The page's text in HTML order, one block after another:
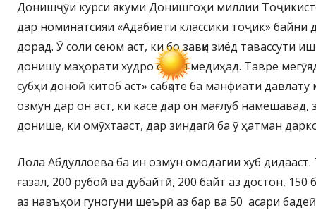
Донишҷӯи курси якуми Донишгоҳи миллии
дар номинатсияи «Адабиёти классики тоҷик» байни
дорад. Ӯ соли сеюм аст, ки бо завқи зиёд тавассути
донишу маҳорати худро сайқал медиҳад. Тавре
субҳи доноӣ китоб аст» сабқате ба манфиати
озмун дар он аст, ки касе дар он мағлуб намешавад,
донише, ки омӯхтааст, дар зиндагӣ ба ӯ ҳатман
Лола Абдуллоева ба ин озмун омодагии хуб дидааст.
ғазал, 200 рубоӣ ва дубайтӣ, 200 байт аз достон, 150
аз навъҳои гуногуни шеърӣ аз бар ва 50 асари